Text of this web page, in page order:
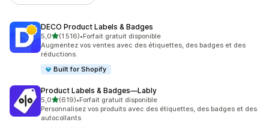
DECO Product Labels & Badges
5,0étoile(s) sur 5
(1 516)
1516 avis au total
•Forfait gratuit disponible
Augmentez vos ventes avec des étiquettes, des badges et des
réductions.
Built for Shopify
Product Labels & Badges—Lably
5,0étoile(s) sur 5
(619)
619 avis au total
•Forfait gratuit disponible
Personnalisez vos produits avec des étiquettes, des badges et des
autocollants